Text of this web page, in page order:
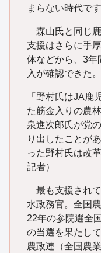
まらない時代です
森山氏と同じ
支援はさらに手
体などから、3年
入が確認できた。
「野村氏はJA鹿
た筋金入りの農
泉進次郎氏が党
り出したことが
った野村氏は改
記者）
最も支援され
水政務官。全国
22年の参院選全
の当選を果たし
農政連（全国農